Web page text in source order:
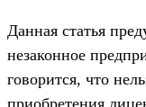
Данная статья
незаконное
говорится, что